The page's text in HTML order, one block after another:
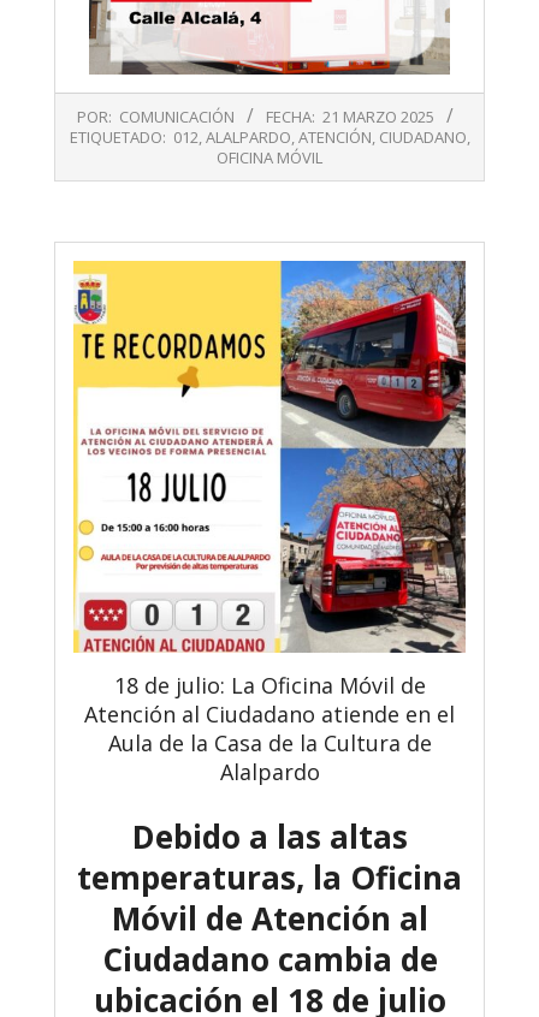
03-
POR: COMUNICACIÓN FECHA: 21 MARZO 2025
ETIQUETADO: 012,ALALPARDO,ATENCIÓN, CIUDADANO,
OFICINA MÓVIL
18 de julio: La Oficina Móvil de
Atención al Ciudadano atiende en el
Aula de la Casa de la Cultura de
Alalpardo
Debido a las altas
temperaturas, la Oficina
Móvil de Atención al
Ciudadano cambia de
ubicación el 18 de julio